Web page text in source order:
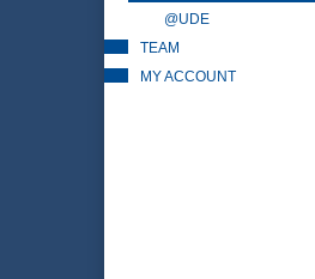
@UDE
TEAM
MY ACCOUNT